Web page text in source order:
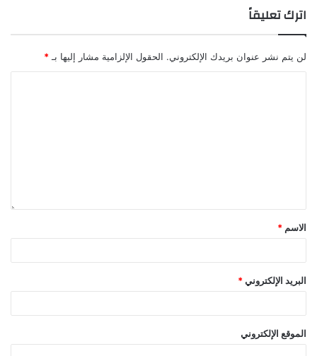
اترك تعليقاً
لن يتم نشر عنوان بريدك الإلكتروني. الحقول الإلزامية مشار إليها بـ *
الاسم *
البريد الإلكتروني *
الموقع الإلكتروني